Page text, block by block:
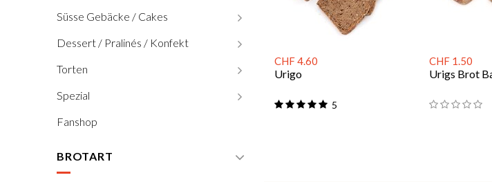
Süsse Gebäcke / Cakes
Dessert / Pralinés / Konfekt
Torten
Spezial
Fanshop
BROTART
CHF 4.60
Urigo
5
CHF 1.50
Urigs Brot